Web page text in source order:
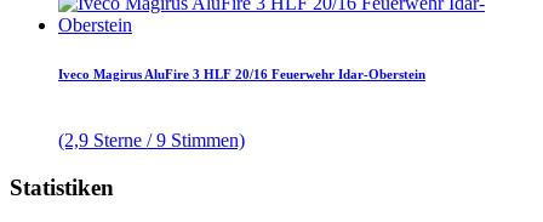
Iveco Magirus AluFire 3 HLF 20/16 Feuerwehr Idar-Oberstein
(2,9 Sterne / 9 Stimmen)
Statistiken